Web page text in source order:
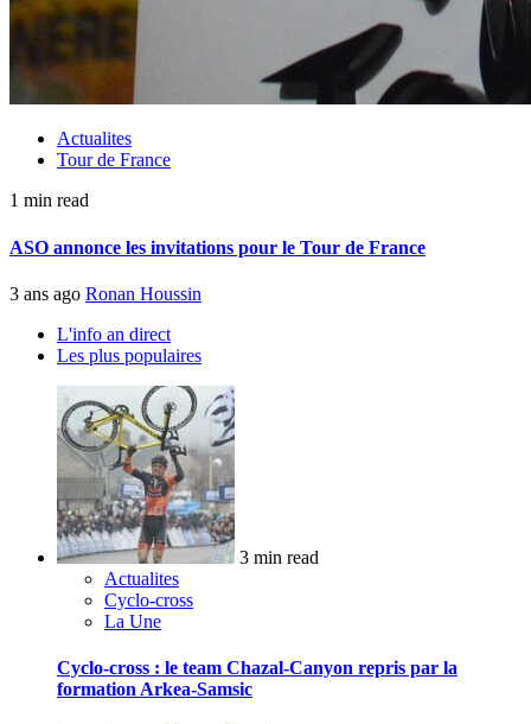
Actualites
Tour de France
1 min read
ASO annonce les invitations pour le Tour de France
3 ans ago Ronan Houssin
L'info an direct
Les plus populaires
3 min read
Actualites
Cyclo-cross
La Une
Cyclo-cross : le team Chazal-Canyon repris par la
formation Arkea-Samsic